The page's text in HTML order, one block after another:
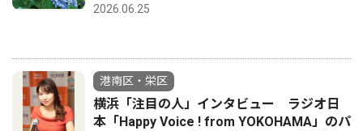
2026.06.25
港南区・栄区
横浜「注目の人」インタビュー ラジオ日
本「Happy Voice ! from YOKOHAMA」のパ